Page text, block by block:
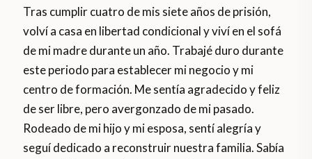
Tras cumplir cuatro de mis siete años de prisión,
volví a casa en libertad condicional y viví en el sofá
de mi madre durante un año. Trabajé duro durante
este periodo para establecer mi negocio y mi
centro de formación. Me sentía agradecido y feliz
de ser libre, pero avergonzado de mi pasado.
Rodeado de mi hijo y mi esposa, sentí alegría y
seguí dedicado a reconstruir nuestra familia. Sabía